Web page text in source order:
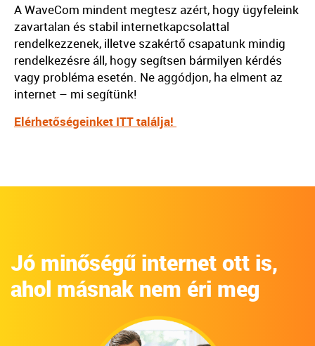
A WaveCom mindent megtesz azért, hogy ügyfeleink
zavartalan és stabil internetkapcsolattal
rendelkezzenek, illetve szakértő csapatunk mindig
rendelkezésre áll, hogy segítsen bármilyen kérdés
vagy probléma esetén. Ne aggódjon, ha elment az
internet – mi segítünk!
Elérhetőségeinket ITT találja!
Jó minőségű internet ott is,
ahol másnak nem éri meg